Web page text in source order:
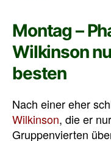
Montag –
Wilkinson
besten
Nach einer eher
Wilkinson, die er
Gruppenvierten